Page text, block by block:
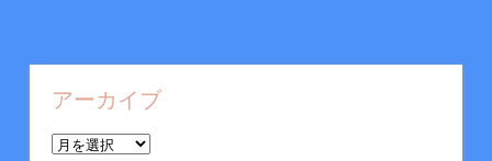
アーカイブ
ア